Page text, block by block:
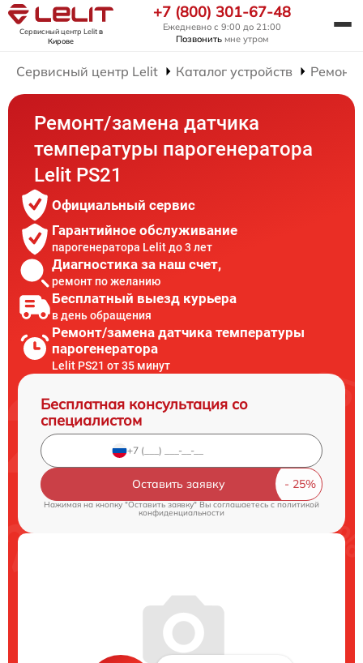
Сервисный центр Lelitв
Кирове
+7 (800) 301-67-48
Ежедневно с 9:00 до 21:00
Позвонить мне утром
Сервисный центр Lelit Каталог устройств Ремонт
Ремонт/замена датчика
температуры парогенератора
Lelit PS21
Официальный сервис
Гарантийное обслуживание
парогенератора Lelit до 3 лет
Диагностика за наш счет,
ремонт по желанию
Бесплатный выезд курьера
в день обращения
Ремонт/замена датчика температуры
парогенератора
Lelit PS21 от 35 минут
Бесплатная консультация со
специалистом
Оставить заявку
Нажимая на кнопку "Оставить заявку" Вы соглашаетесь cполитикой
конфиденциальности